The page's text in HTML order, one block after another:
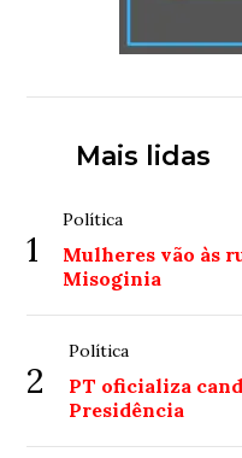
Mais lidas
1
Política
Mulheres vão às
Misoginia
2
Política
PT oficializa
Presidência